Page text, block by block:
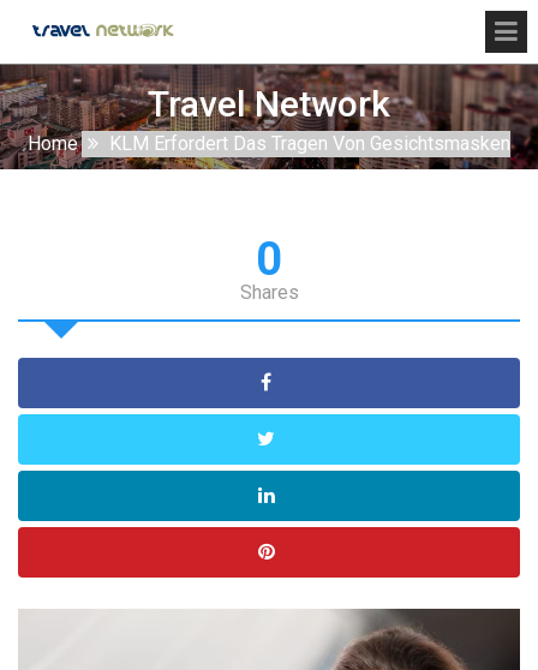
Travel Network
Home KLM Erfordert Das Tragen Von Gesichtsmasken
0
Shares